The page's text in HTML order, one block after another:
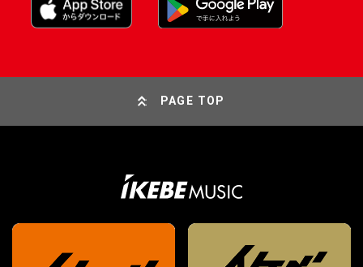
PAGE TOP